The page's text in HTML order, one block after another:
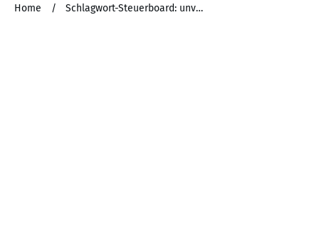
Home / Schlagwort-Steuerboard: unverzügliche Selbstnutzung